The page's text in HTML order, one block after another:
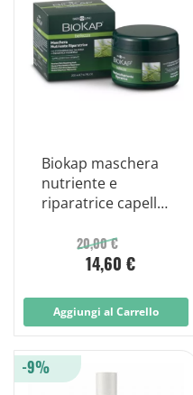
Biokap maschera
nutriente e
riparatrice capelli
20,00 €
14,60 €
Aggiungi al Carrello
-9%